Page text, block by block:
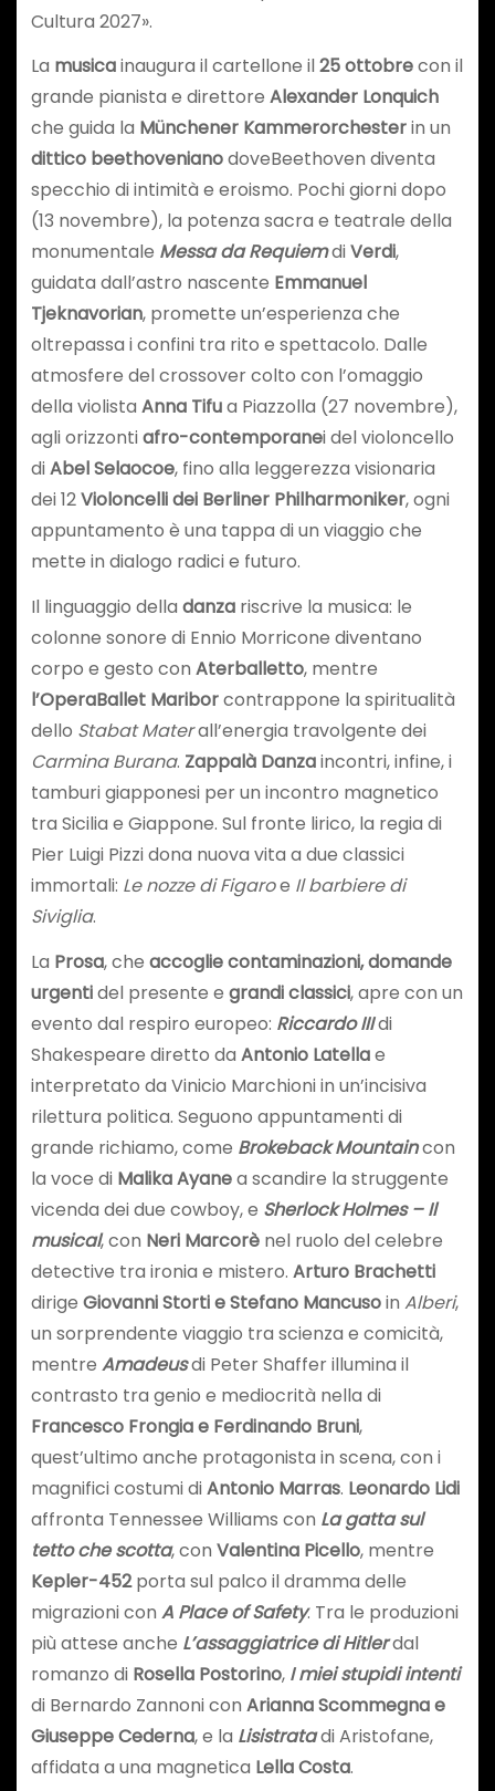
Cultura 2027».
La musicainaugura il cartellone il25 ottobrecon il
grande pianista e direttore Alexander Lonquich
che guida la Münchener Kammerorchesterin un
dittico beethovenianodoveBeethoven diventa
specchio di intimità e eroismo. Pochi giorni dopo
(13 novembre), la potenza sacra e teatrale della
monumentale Messa da RequiemdiVerdi,
guidata dall’astro nascente Emmanuel
Tjeknavorian, promette un’esperienza che
oltrepassa i confini tra rito e spettacolo. Dalle
atmosfere del crossover colto con l’omaggio
della violista Anna Tifua Piazzolla (27 novembre),
agli orizzontiafro-contemporanei del violoncello
diAbel Selaocoe, fino alla leggerezza visionaria
dei 12Violoncelli dei Berliner Philharmoniker, ogni
appuntamento è una tappa di un viaggio che
mette in dialogo radici e futuro.
Il linguaggio della danzariscrive la musica: le
colonne sonore di Ennio Morricone diventano
corpo e gesto con Aterballetto, mentre
l’OperaBallet Mariborcontrappone la spiritualità
dello Stabat Materall’energia travolgente dei
Carmina Burana. Zappalà Danzaincontri, infine, i
tamburi giapponesi per un incontro magnetico
tra Sicilia e Giappone. Sul fronte lirico, la regia di
Pier Luigi Pizzi dona nuova vita a due classici
immortali: Le nozze di Figaroe Il barbiere di
Siviglia.
La Prosa, che accoglie contaminazioni, domande
urgentidel presente e grandi classici, apre con un
evento dal respiro europeo: Riccardo IIIdi
Shakespeare diretto da Antonio Latellae
interpretato da Vinicio Marchioni in un’incisiva
rilettura politica. Seguono appuntamenti di
grande richiamo, come Brokeback Mountaincon
la voce di Malika Ayanea scandire la struggente
vicenda dei due cowboy, e Sherlock Holmes – Il
musical, con Neri Marcorè nel ruolo del celebre
detective tra ironia e mistero. Arturo Brachetti
dirige Giovanni Storti e Stefano Mancusoin Alberi,
un sorprendente viaggio tra scienza e comicità,
mentre Amadeusdi Peter Shaffer illumina il
contrasto tra genio e mediocrità nella di
Francesco Frongia e Ferdinando Bruni,
quest’ultimo anche protagonista in scena, con i
magnifici costumi diAntonio Marras. Leonardo Lidi
affronta Tennessee Williams con La gatta sul
tetto che scotta, con Valentina Picello, mentre
Kepler-452porta sul palco il dramma delle
migrazioni con A Place of Safety. Tra le produzioni
più attese anche L’assaggiatrice di Hitlerdal
romanzo di Rosella Postorino, I miei stupidi intenti
di Bernardo Zannoni con Arianna Scommegna e
Giuseppe Cederna, e la Lisistratadi Aristofane,
affidata a una magnetica Lella Costa.